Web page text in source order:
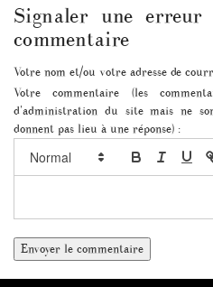
Signaler une
commentaire
Votre nom et/ou votre adresse de
Votre commentaire (les
d'administration du site mais ne
donnent pas lieu à une réponse) :